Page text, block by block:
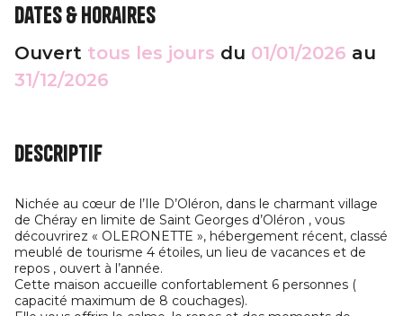
Dates & horaires
Ouvert tous les jours du 01/01/2026 au
31/12/2026
Descriptif
Nichée au cœur de l’Ile D’Oléron, dans le charmant village
de Chéray en limite de Saint Georges d’Oléron , vous
découvrirez « OLERONETTE », hébergement récent, classé
meublé de tourisme 4 étoiles, un lieu de vacances et de
repos , ouvert à l’année.
Cette maison accueille confortablement 6 personnes (
capacité maximum de 8 couchages).